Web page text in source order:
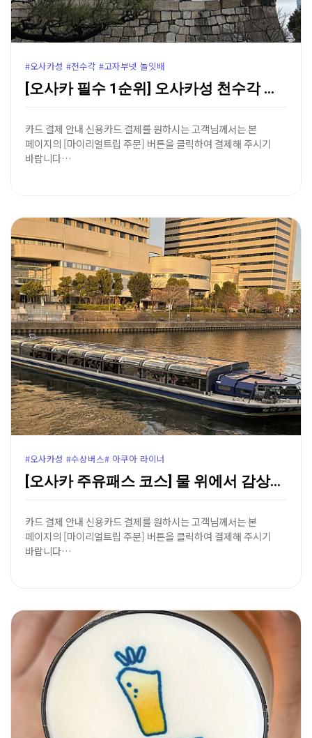
#오사카성 #천수각 #고자부넷 놀잇배
[오사카 필수 1순위] 오사카성 천수각 역사 탐방 & …
카드 결제 안내 신용카드 결제를 원하시는 고객님께서는 본
페이지의 [마이리얼트립 주문] 버튼을 클릭하여 결제해 주시기
바랍니다…
#오사카성 #수상버스# 아쿠아 라이너
[오사카 주유패스 코스] 물 위에서 감상하는 도심 힐링…
카드 결제 안내 신용카드 결제를 원하시는 고객님께서는 본
페이지의 [마이리얼트립 주문] 버튼을 클릭하여 결제해 주시기
바랍니다…